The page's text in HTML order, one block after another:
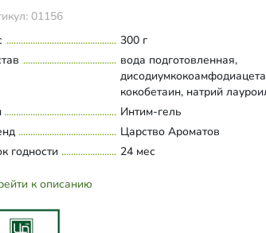
01156
300 г
вода подготовленная,
кокобетаин, натрий
натрий кокоилглицинат,
каланхое,ПЭГ-150
стеарат и лаурет-3,
чистотела, ромашки и
Развернуть состав
Интим-гель
Царство Ароматов
годности
24 мес
к описанию